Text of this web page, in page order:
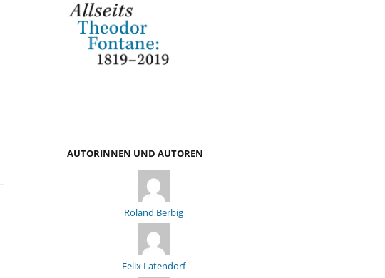
AUTORINNEN UND AUTOREN
Roland Berbig
Felix Latendorf